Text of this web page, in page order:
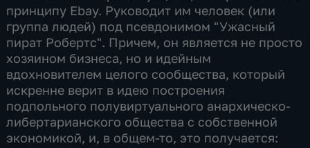
принципу Ebay. Руководит им человек (или
группа людей) под псевдонимом "Ужасный
пират Робертс". Причем, он является не просто
хозяином бизнеса, но и идейным
вдохновителем целого сообщества, который
искренне верит в идею построения
подпольного полувиртуального анархическо-
либертарианского общества с собственной
экономикой, и, в общем-то, это получается: